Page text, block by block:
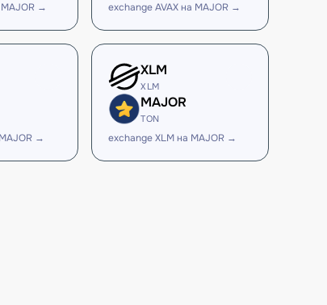
→ exchange AVAX на MAJOR →
→
XLM
XLM
MAJOR
TON
exchange XLM на MAJOR →